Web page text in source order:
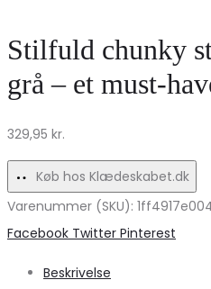
Stilfuld chunky
grå – et must-
329,95 kr.
Køb hos Klædeskabet.dk
Varenummer (SKU):
Share
Facebook Twitter Pinterest
Beskrivelse